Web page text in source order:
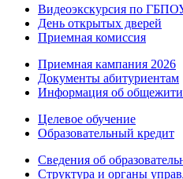
Видеоэкскурсия по
День открытых дверей
Приемная комиссия
Приемная кампания 2026
Дoкументы абитуриентам
Информация об
Целевое обучение
Образовательный кредит
Сведения об
Структура и органы